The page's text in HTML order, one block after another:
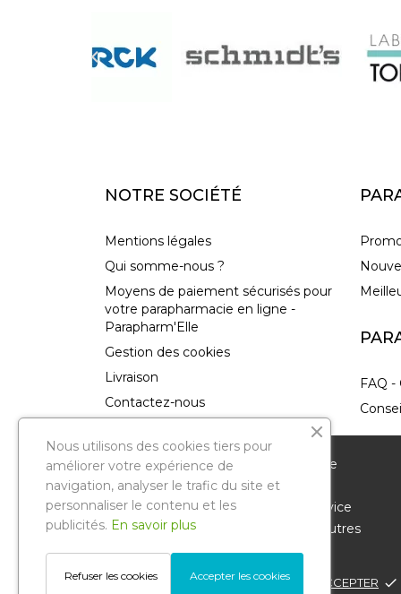
Nous vous remercions de votre visite sur notre
parapharmacie en ligne. Pour améliorer votre
expérience de navigation et vous offrir un service
personnalisé, nous utilisons des cookies et d'autres
technologies similaires.
POLITIQUE DE CONFIDENTIALITÉ ACCEPTER done

NOTRE SOCIÉTÉ
Mentions légales
Qui somme-nous ?
Moyens de paiement sécurisés pour
votre parapharmacie en ligne -
Parapharm'Elle
Gestion des cookies
Livraison
Contactez-nous
Magasins
FAQ
Parapharmelle
. Tous droits réservés.
Reproduction même partielle interdite
Nous utilisons des cookies tiers pour
améliorer votre expérience de
navigation, analyser le trafic du site et
personnaliser le contenu et les
publicités. En savoir plus
Accepter les cookies
Refuser les cookies